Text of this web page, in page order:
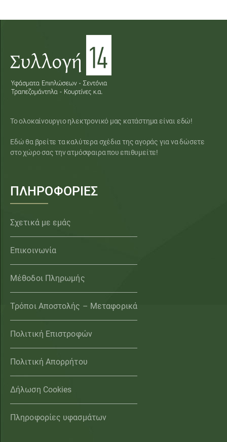
Το ολοκαίνουργιο ηλεκτρονικό μας κατάστημα είναι εδώ!
Εδώ θα βρείτε τα καλύτερα σχέδια της αγοράς για να δώσετε
στο χώρο σας την ατμόσφαιρα που επιθυμείτε!
ΠΛΗΡΟΦΟΡΙΕΣ
Σχετικά με εμάς
Επικοινωνία
Μέθοδοι Πληρωμής
Τρόποι Αποστολής – Μεταφορικά
Πολιτική Επιστροφών
Πολιτική Απορρήτου
Δήλωση Cookies
Πληροφορίες υφασμάτων